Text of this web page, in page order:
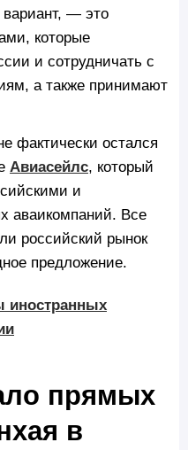
— это
которые
и сотрудничать с
а также принимают
фактически остался
Авиасейлс, который
и
аваикомпаний. Все
российский рынок
предложение.
иностранных
прямых
в